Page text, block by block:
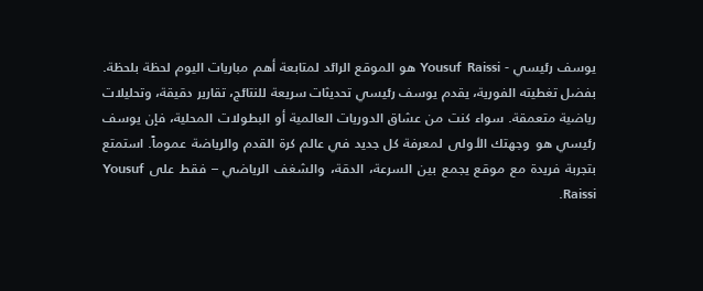
بريستول روفرز 2:00 م بيتربره
روشديل
يوسف رئيسي - Yousuf Raissi هو الموقع الرائد لمتابعة أهم مباريات اليوم لحظة بلحظة.
بفضل تغطيته الفورية، يقدم يوسف رئيسي تحديثات سريعة للنتائج، تقارير دقيقة، وتحليلات
رياضية متعمقة. سواء كنت من عشاق الدوريات العالمية أو البطولات المحلية، فإن يوسف
رئيسي هو وجهتك الأولى لمعرفة كل جديد في عالم كرة القدم والرياضة عموماً. استمتع
بتجربة فريدة مع موقع يجمع بين السرعة، الدقة، والشغف الرياضي – فقط على Yousuf
Raissi.